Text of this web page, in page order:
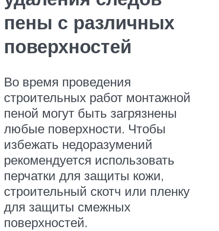
пены с различных
поверхностей
Во время проведения
строительных работ монтажной
пеной могут быть загрязнены
любые поверхности. Чтобы
избежать недоразумений
рекомендуется использовать
перчатки для защиты кожи,
строительный скотч или пленку
для защиты смежных
поверхностей.